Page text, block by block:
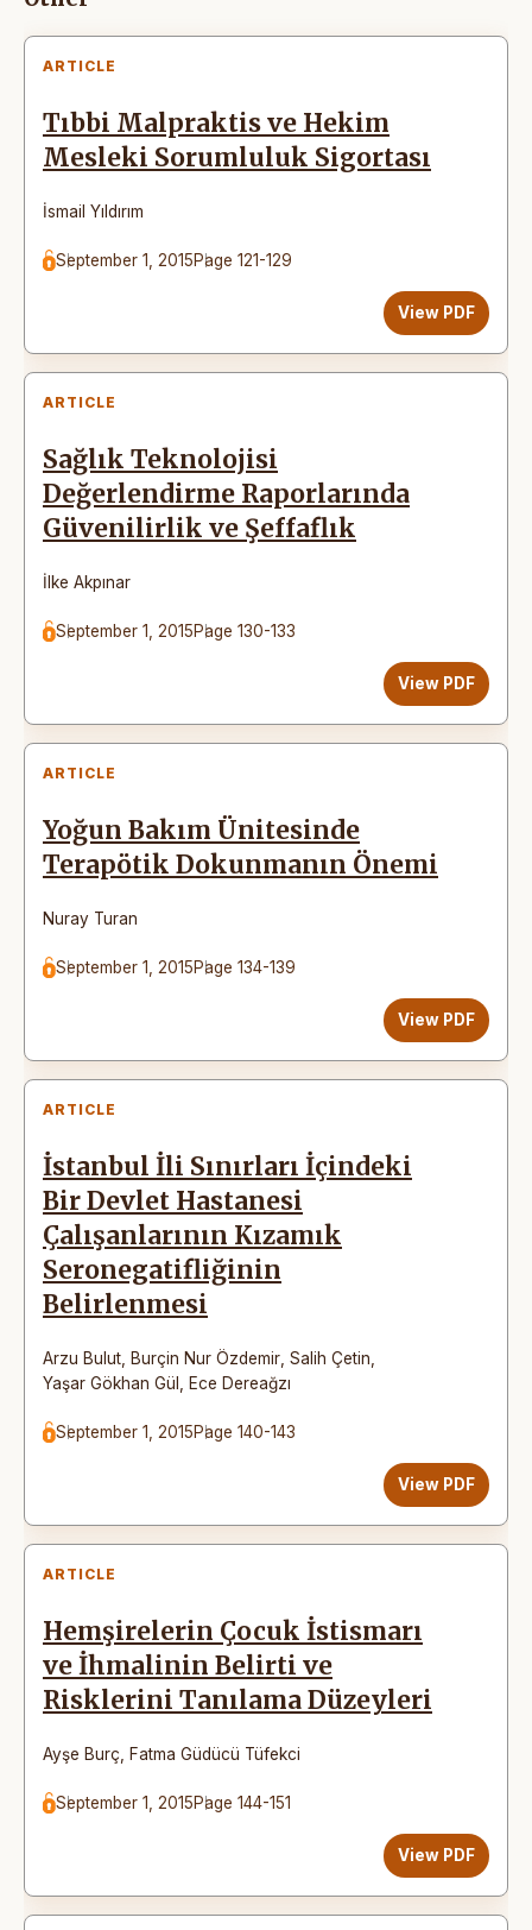
ARTICLE
Tıbbi Malpraktis ve Hekim
Mesleki Sorumluluk Sigortası
İsmail Yıldırım
September 1, 2015Page 121-129
View PDF
ARTICLE
Sağlık Teknolojisi
Değerlendirme Raporlarında
Güvenilirlik ve Şeffaflık
İlke Akpınar
September 1, 2015Page 130-133
View PDF
ARTICLE
Yoğun Bakım Ünitesinde
Terapötik Dokunmanın Önemi
Nuray Turan
September 1, 2015Page 134-139
View PDF
ARTICLE
İstanbul İli Sınırları İçindeki
Bir Devlet Hastanesi
Çalışanlarının Kızamık
Seronegatifliğinin
Belirlenmesi
Arzu Bulut Burçin Nur Özdemir Salih Çetin
Yaşar Gökhan Gül
Ece Dereağzı
September 1, 2015Page 140-143
View PDF
ARTICLE
Hemşirelerin Çocuk İstismarı
ve İhmalinin Belirti ve
Risklerini Tanılama Düzeyleri
Ayşe Burç Fatma Güdücü Tüfekci
September 1, 2015Page 144-151
View PDF